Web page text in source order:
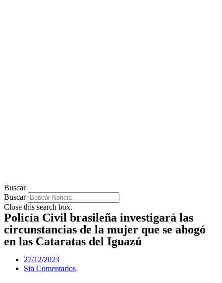
Buscar
Buscar
Close this search box.
Policía Civil brasileña investigará las
circunstancias de la mujer que se ahogó
en las Cataratas del Iguazú
27/12/2023
Sin Comentarios